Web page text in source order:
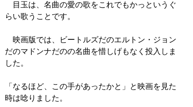
目玉は、名曲の愛の歌をこれでもかっというぐ
らい歌うことです。
映画版では、ビートルズだのエルトン・ジョン
だのマドンナだのの名曲を惜しげもなく投入しま
した。
「なるほど、この手があったかと」と映画を見た
時は唸りました。